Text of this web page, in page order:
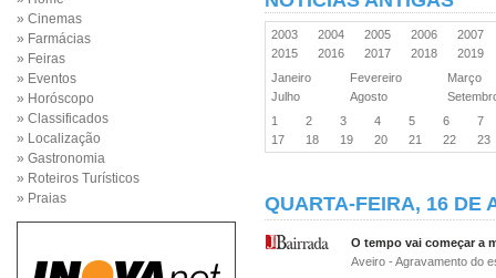
» Cinemas
» Farmácias
» Feiras
» Eventos
» Horóscopo
» Classificados
» Localização
» Gastronomia
» Roteiros Turísticos
» Praias
2003 2004 2005 2006
2007
2015
2016 2017 2018
2019
Janeiro
Fevereiro
Março
Julho
Agosto
1
2 3 4 5 6
7
17
18 19 20 21 22 23
QUARTA-FEIRA, 16 DE
O tempo vai começar a
Aveiro - Agravamento do